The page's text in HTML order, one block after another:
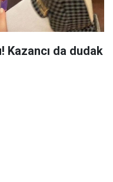
Kazancı da dudak